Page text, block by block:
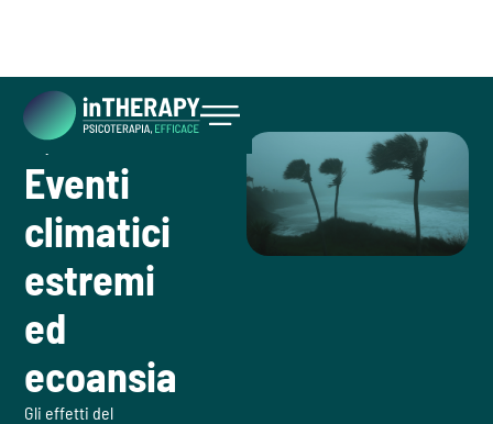
July 3, 2026
Eventi
climatici
estremi
ed
ecoansia
Gli effetti del